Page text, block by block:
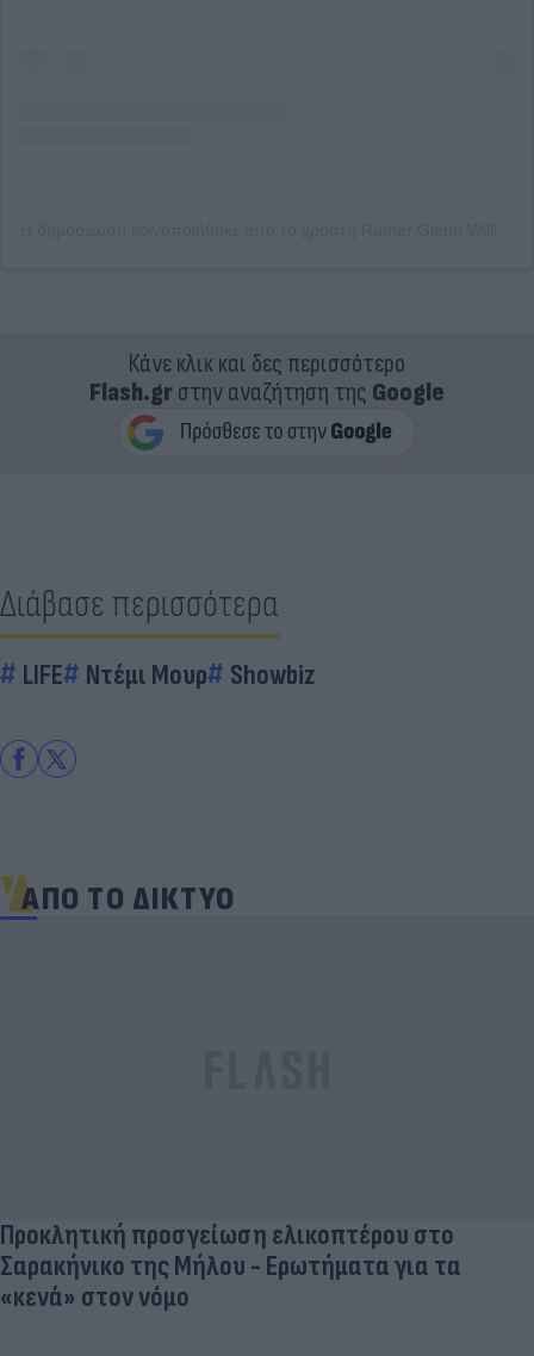
Κάνε κλικ και δες περισσότερο
Flash.grστην αναζήτηση της Google
Διάβασε περισσότερα
LIFE Ντέμι Μουρ Showbiz
ΑΠΟ ΤΟ ΔΙΚΤΥΟ
SOS για τις λίμνες: Σταγόνα-σταγόνα προς την
ξηρασία λόγω της ανομβρίας και της κλιματικής
αλλαγής